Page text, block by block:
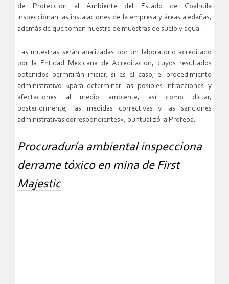
de Protección al Ambiente del Estado de Coahuila
inspeccionan las instalaciones de la empresa y áreas aledañas,
además de que toman nuestra de muestras de suelo y agua.
Las muestras serán analizadas por un laboratorio acreditado
por la Entidad Mexicana de Acreditación, cuyos resultados
obtenidos permitirán iniciar, si es el caso, el procedimiento
administrativo «para determinar las posibles infracciones y
afectaciones al medio ambiente, así como dictar,
posteriormente, las medidas correctivas y las sanciones
administrativas correspondientes», puntualizó la Profepa.
Procuraduría ambiental inspecciona
derrame tóxico en mina de First
Majestic